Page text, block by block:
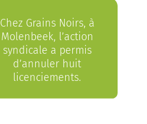
Chez Grains Noirs, à
Molenbeek, l’action
syndicale a permis
d’annuler huit
licenciements.